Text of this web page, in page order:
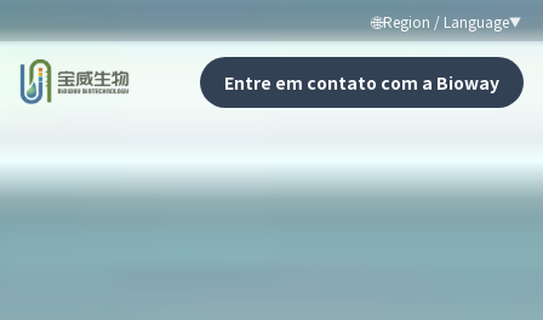
🌐Region / Language▼
Entre em contato com a Bioway